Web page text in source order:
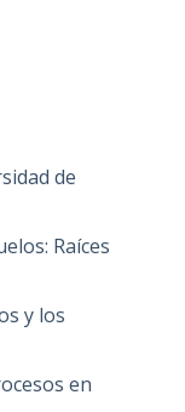
de
Raíces
y los
en